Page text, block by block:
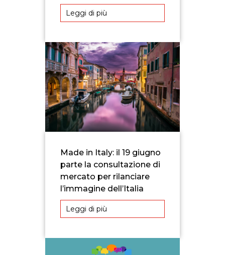
Leggi di più
Made in Italy: il 19 giugno
parte la consultazione di
mercato per rilanciare
l’immagine dell’Italia
Leggi di più